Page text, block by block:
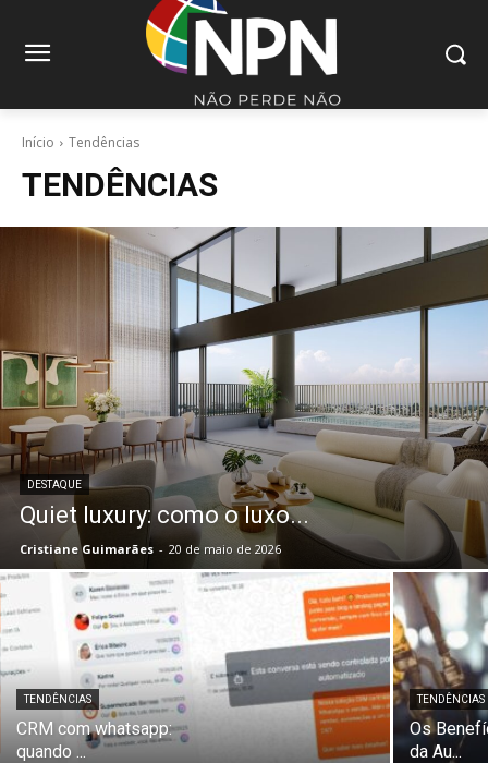
Início Tendências
TENDÊNCIAS
DESTAQUE
Quiet luxury: como o luxo...
Cristiane Guimarães - 20 de maio de 2026
TENDÊNCIAS
CRM com whatsapp:
quando ...
TENDÊNCIAS
Os
da Au...